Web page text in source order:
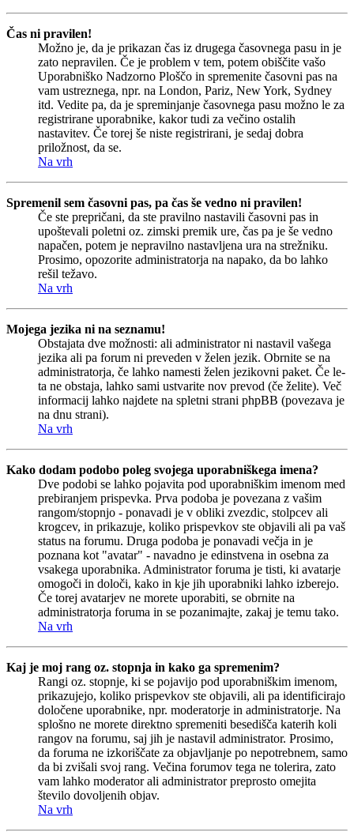
Čas ni pravilen!
Možno je, da je prikazan čas iz drugega časovnega pasu in je
zato nepravilen. Če je problem v tem, potem obiščite vašo
Uporabniško Nadzorno Ploščo in spremenite časovni pas na
vam ustreznega, npr. na London, Pariz, New York, Sydney
itd. Vedite pa, da je spreminjanje časovnega pasu možno le za
registrirane uporabnike, kakor tudi za večino ostalih
nastavitev. Če torej še niste registrirani, je sedaj dobra
priložnost, da se.
Na vrh
Spremenil sem časovni pas, pa čas še vedno ni pravilen!
Če ste prepričani, da ste pravilno nastavili časovni pas in
upoštevali poletni oz. zimski premik ure, čas pa je še vedno
napačen, potem je nepravilno nastavljena ura na strežniku.
Prosimo, opozorite administratorja na napako, da bo lahko
rešil težavo.
Na vrh
Mojega jezika ni na seznamu!
Obstajata dve možnosti: ali administrator ni nastavil vašega
jezika ali pa forum ni preveden v želen jezik. Obrnite se na
administratorja, če lahko namesti želen jezikovni paket. Če le-
ta ne obstaja, lahko sami ustvarite nov prevod (če želite). Več
informacij lahko najdete na spletni strani phpBB (povezava je
na dnu strani).
Na vrh
Kako dodam podobo poleg svojega uporabniškega imena?
Dve podobi se lahko pojavita pod uporabniškim imenom med
prebiranjem prispevka. Prva podoba je povezana z vašim
rangom/stopnjo - ponavadi je v obliki zvezdic, stolpcev ali
krogcev, in prikazuje, koliko prispevkov ste objavili ali pa vaš
status na forumu. Druga podoba je ponavadi večja in je
poznana kot "avatar" - navadno je edinstvena in osebna za
vsakega uporabnika. Administrator foruma je tisti, ki avatarje
omogoči in določi, kako in kje jih uporabniki lahko izberejo.
Če torej avatarjev ne morete uporabiti, se obrnite na
administratorja foruma in se pozanimajte, zakaj je temu tako.
Na vrh
Kaj je moj rang oz. stopnja in kako ga spremenim?
Rangi oz. stopnje, ki se pojavijo pod uporabniškim imenom,
prikazujejo, koliko prispevkov ste objavili, ali pa identificirajo
določene uporabnike, npr. moderatorje in administratorje. Na
splošno ne morete direktno spremeniti besedišča katerih koli
rangov na forumu, saj jih je nastavil administrator. Prosimo,
da foruma ne izkoriščate za objavljanje po nepotrebnem, samo
da bi zvišali svoj rang. Večina forumov tega ne tolerira, zato
vam lahko moderator ali administrator preprosto omejita
število dovoljenih objav.
Na vrh